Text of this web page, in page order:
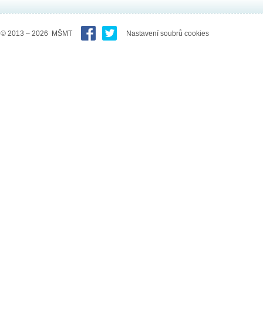
© 2013 – 2026 MŠMT Nastavení soubrů cookies